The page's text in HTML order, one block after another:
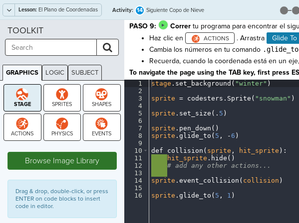
Lesson: El Plano de Coordenadas Activity: 14 Siguiente Copo de Nieve
PASO 9: Correr tu programa para encontrar el
Haz clic en
. Arrastra Glide To
Cambia los números en tu comando
Recuerda, cuando la coordenada está en un
To navigate the page using the TAB key, first press
1
2
3
4
5
6
7
8
9
10
11
12
13
14
15
16
stage . set_background( "winter" )
sprite =· codesters . Sprite( "snowman" )
sprite . set_size( . 5 )
sprite . pen_down()
sprite . glide_to( 5 , - 6 )
def
collision( sprite , hit_sprite ) :
hit_sprite . hide()
#· add· any· other· actions...
sprite . event_collision( collision )
sprite . glide_to( 5 , 1 )
TOOLKIT
GRAPHICS LOGIC SUBJECT
GRAPHICS
Browse Image Library
Drag & drop, double-click, or press
ENTER on code blocks to insert
code in editor.